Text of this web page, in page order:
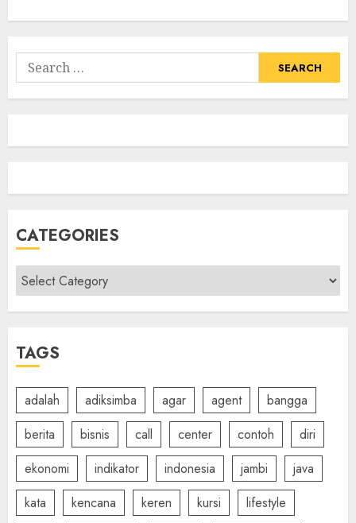
Search
for:
CATEGORIES
Categories
TAGS
adalah adiksimba agar agent
bangga
berita
bisnis call center contoh
diri
ekonomi
indikator indonesia jambi
java
kata
kencana keren kursi
lifestyle